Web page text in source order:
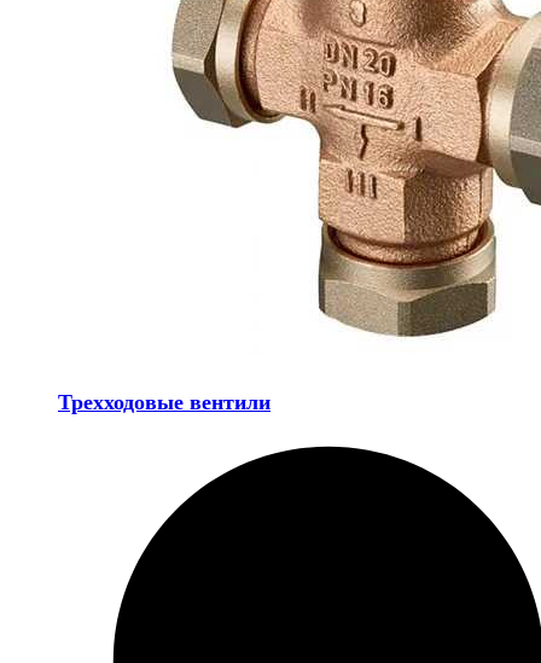
Трехходовые вентили